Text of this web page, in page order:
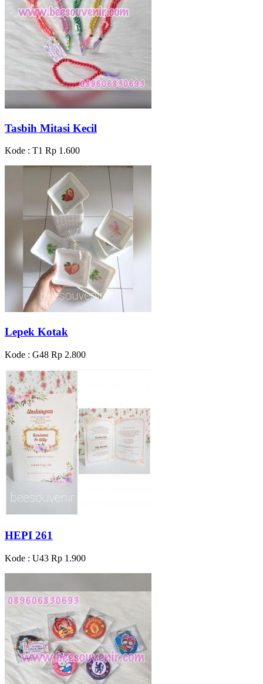
Tasbih Mitasi Kecil
Kode : T1 Rp 1.600
Lepek Kotak
Kode : G48 Rp 2.800
HEPI 261
Kode : U43 Rp 1.900